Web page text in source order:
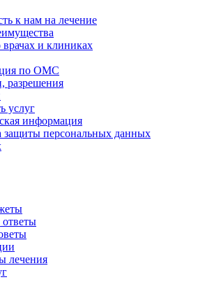
к нам на лечение
и клиниках
по ОМС
разрешения
услуг
информация
защиты персональных данных
лечения